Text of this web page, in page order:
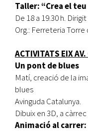
Taller: “Crea el
De 18 a 19.30 h.
Org.: Ferreteria Torre
ACTIVITATS EIX AV.
Un pont de blues
Matí, creació de la
blues
Avinguda Catalunya.
Dibuix en 3D, a
Animació al